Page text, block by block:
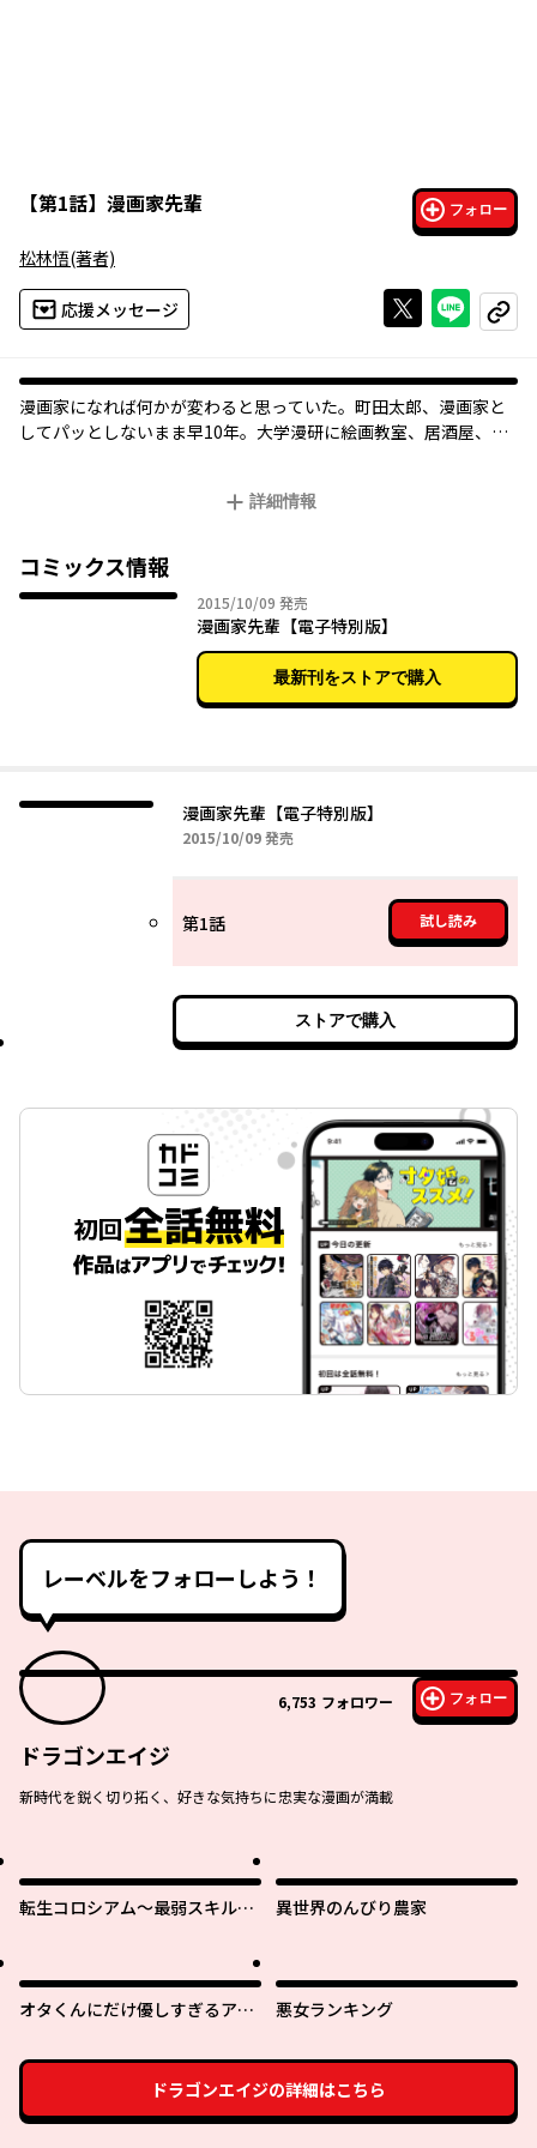
【第1話】 漫画家先輩 フォロー
松林悟(著者)
応援メッセージ Xで投稿する
ライン
コピー
漫画家になれば何かが変わると思っていた――。町田太郎、漫画家と
してパッとしないまま早10年。大学漫研に絵画教室、居酒屋、フ
詳細情報
コミックス情報
2015/10/09 2015年10月09日
発売
漫画家先輩【電子特別版】
最新刊をストアで購入
漫画家先輩【電子特別版】
2015/10/092015年10月09日
発売
第1話 試し読み
ストアで購入
レーベルをフォローしよう！
6,753 フォロワー フォロー
ドラゴンエイジ
新時代を鋭く切り拓く、好きな気持ちに忠実な漫画が満載
転生コロシアム～最弱スキルで
異世界のんびり農家
オタくんにだけ優しすぎるアヤ
悪女ランキング
ドラゴンエイジの詳細はこちら